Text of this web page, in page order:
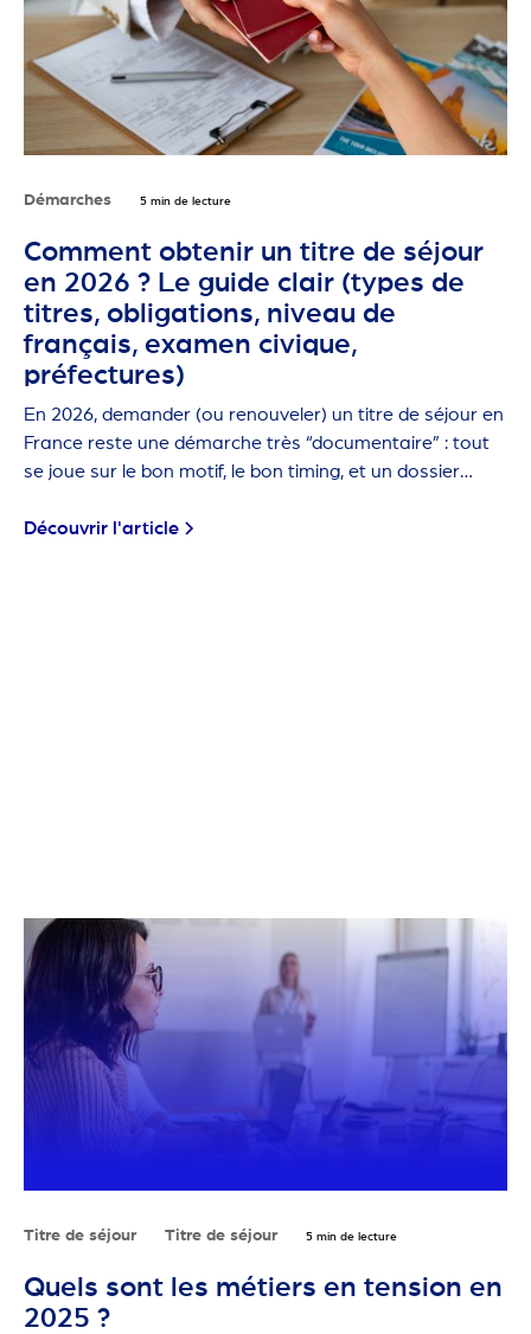
Démarches 5 min de lecture
Comment obtenir un titre de séjour
en 2026 ? Le guide clair (types de
titres, obligations, niveau de
français, examen civique,
préfectures)
En 2026, demander (ou renouveler) un titre de séjour en
France reste une démarche très “documentaire” : tout
se joue sur le bon motif, le bon timing, et un dossier
Découvrir l'article
Titre de séjour Titre de séjour 5 min de lecture
Quels sont les métiers en tension en
2025 ?